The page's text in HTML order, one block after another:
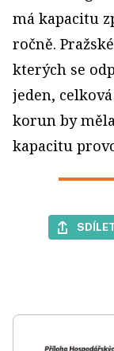
má kapacitu
ročně.
kterých se
jeden,
korun by
kapacitu